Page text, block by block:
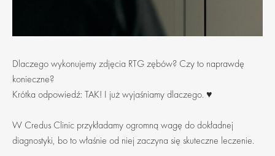
Dlaczego wykonujemy zdjęcia RTG zębów? Czy to naprawdę
konieczne?
Krótka odpowiedź: TAK! I już wyjaśniamy dlaczego. ♥️
W Credus Clinic przykładamy ogromną wagę do dokładnej
diagnostyki, bo to właśnie od niej zaczyna się skuteczne leczenie.